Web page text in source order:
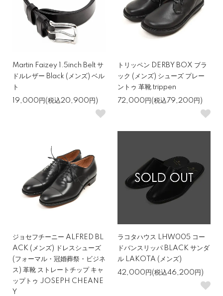
Martin Faizey 1.5inch Belt サ
ドルレザー Black (メンズ) ベル
ト
19,000円(税込20,900円)
トリッペン DERBY BOX ブラ
ック (メンズ) シューズ プレー
ントゥ 革靴 trippen
72,000円(税込79,200円)
ジョセフチーニー ALFRED BL
ACK (メンズ) ドレスシューズ
(フォーマル・冠婚葬祭・ビジネ
ス) 革靴 ストレートチップ キャ
ップトゥ JOSEPH CHEANE
Y
ラコタハウス LHW005 コー
ドバンスリッパ BLACK サンダ
ル LAKOTA (メンズ)
42,000円(税込46,200円)